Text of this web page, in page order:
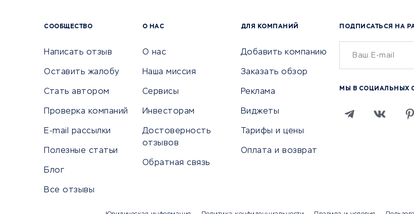
Университеты
Бухгалтерия
Онлайн-кассы
SERM
Кредитные карты
Дебетовые карты
Микрофинансовые организации
Платежные системы
Покупка билетов
Бронирование отелей
Санатории
Авиакомпании
СООБЩЕСТВО
Написать отзыв
Оставить жалобу
Стать автором
Проверка компаний
E-mail рассылки
Полезные статьи
Блог
Все отзывы
О НАС
О нас
Наша миссия
Сервисы
Инвесторам
Достоверность
отзывов
Обратная связь
ДЛЯ КОМПАНИЙ
Добавить компанию
Заказать обзор
Реклама
Виджеты
Тарифы и цены
Оплата и возврат
ПОДПИСАТЬСЯ НА
МЫ В СОЦИАЛЬНЫХ